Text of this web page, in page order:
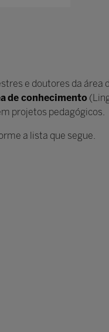
e doutores da área
de conhecimento
projetos pedagógicos.
a lista que segue.